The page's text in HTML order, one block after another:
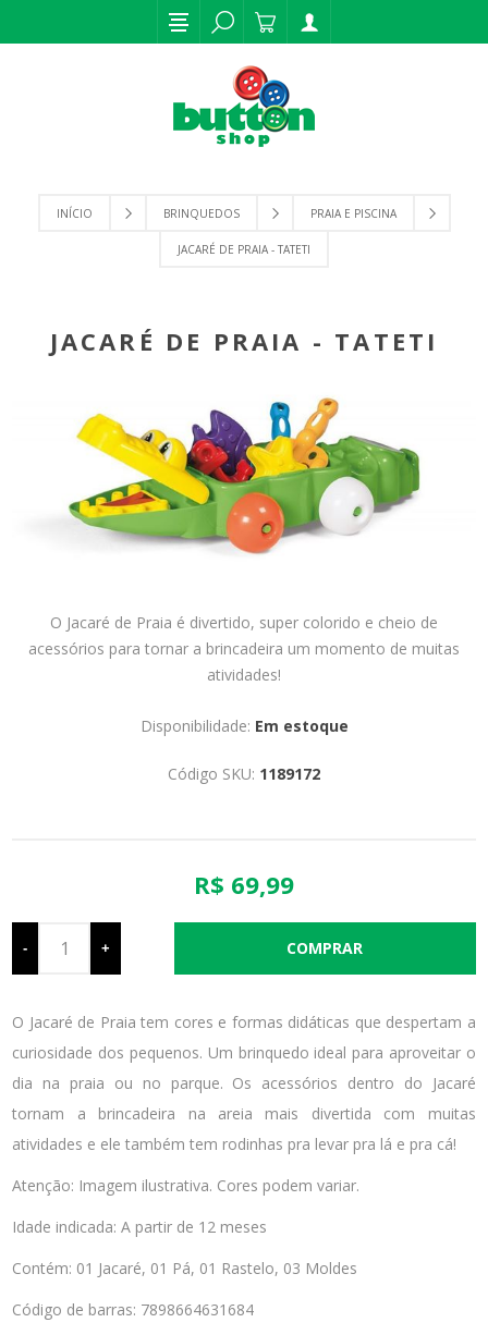
INÍCIO BRINQUEDOS PRAIA E PISCINA
JACARÉ DE PRAIA - TATETI
JACARÉ DE PRAIA - TATETI
O Jacaré de Praia é divertido, super colorido e cheio de
acessórios para tornar a brincadeira um momento de muitas
atividades!
Disponibilidade: Em estoque
Código SKU: 1189172
R$ 69,99
- +
O Jacaré de Praia tem cores e formas didáticas que despertam a
curiosidade dos pequenos. Um brinquedo ideal para aproveitar o
dia na praia ou no parque. Os acessórios dentro do Jacaré
tornam a brincadeira na areia mais divertida com muitas
atividades e ele também tem rodinhas pra levar pra lá e pra cá!
Atenção: Imagem ilustrativa. Cores podem variar.
Idade indicada: A partir de 12 meses
Contém: 01 Jacaré, 01 Pá, 01 Rastelo, 03 Moldes
Código de barras: 7898664631684